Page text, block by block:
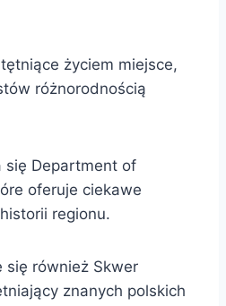
życiem miejsce,
różnorodnością
się Department of
oferuje ciekawe
regionu.
się również Skwer
znanych polskich